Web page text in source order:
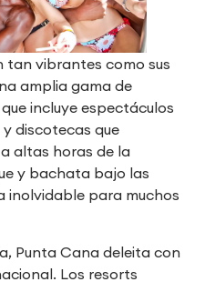
tan vibrantes como sus
amplia gama de
incluye espectáculos
discotecas que
altas horas de la
y bachata bajo las
inolvidable para muchos
Punta Cana deleita con
Los resorts